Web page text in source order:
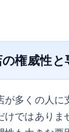
権威性と
多くの人に
けではありま